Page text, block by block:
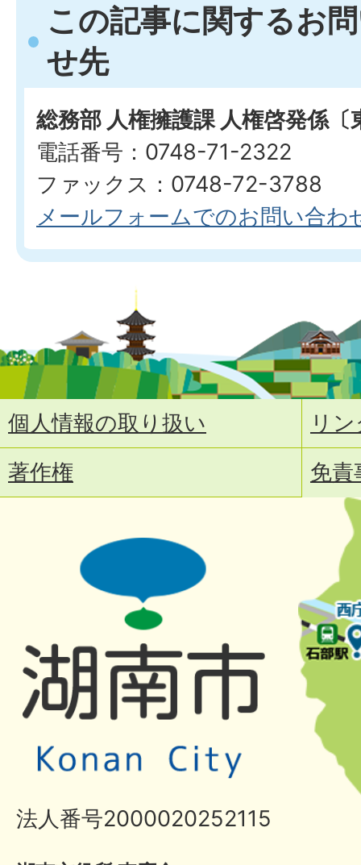
この記事に関するお
せ先
総務部 人権擁護課 人権啓発係〔
電話番号：0748-71-2322
ファックス：0748-72-3788
メールフォームでのお問い合わ
個人情報の取り扱い
リ
著作権
免責
法人番号2000020252115